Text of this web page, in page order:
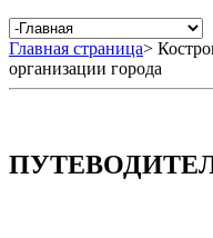
Главная страница>
организации города